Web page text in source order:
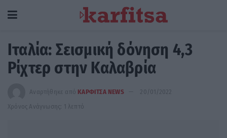
Iταλία: Σεισμική δόνηση 4,3
Ρίχτερ στην Καλαβρία
Αναρτήθηκε από ΚΑΡΦΙΤΣΑ NEWS
20/01/2022
Χρόνος Ανάγνωσης: 1 λεπτό